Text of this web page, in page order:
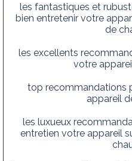
les fantastiques et
bien entretenir votre
de
les excellents
votre
top recommandations
appareil
les luxueux
entretien votre appareil